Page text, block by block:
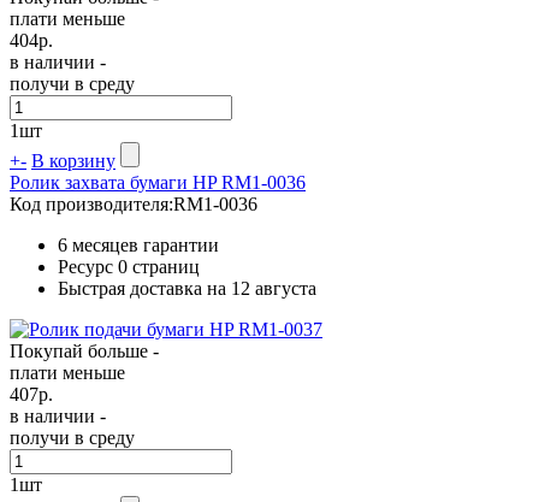
плати меньше
404р.
в наличии -
получи в среду
1шт
+- В корзину
Ролик захвата бумаги HP RM1-0036
Код производителя:RM1-0036
6 месяцев гарантии
Ресурс 0 страниц
Быстрая доставка на 12 августа
Покупай больше -
плати меньше
407р.
в наличии -
получи в среду
1шт